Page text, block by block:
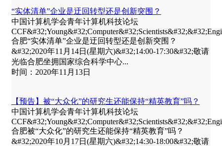
“实体清单”企业是迂回转型还是创新突围？
中国计算机学会青年计算机科技论坛
合肥“实体清单”企业是迂回转型还是创新突围？
&#32;2020年11月14日(星期六)&#32;14:00-17:30&#32;敬请
光临合肥坐拥国家综合科学中心...
时间：2020年11月13日
【预告】被“大众化”的研究生还能保持“精英教育”吗？
中国计算机学会青年计算机科技论坛
合肥被“大众化”的研究生还能保持“精英教育”吗？
&#32;2020年10月17日(星期六)&#32;14:30-18:00&#32;敬请